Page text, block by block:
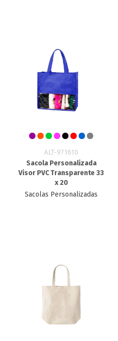
ALT-971610
Sacola Personalizada
Visor PVC Transparente 33
x 20
Sacolas Personalizadas